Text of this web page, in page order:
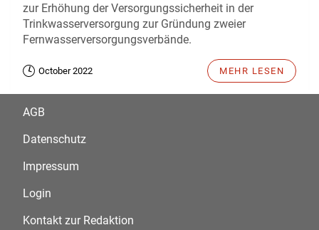
zur Erhöhung der Versorgungssicherheit in der
Trinkwasserversorgung zur Gründung zweier
Fernwasserversorgungsverbände.
October 2022 MEHR LESEN
AGB
Datenschutz
Impressum
Login
Kontakt zur Redaktion